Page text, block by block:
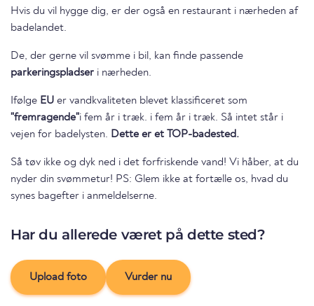
Hvis du vil hygge dig, er der også en restaurant i nærheden af
badelandet.
De, der gerne vil svømme i bil, kan finde passende
parkeringspladser i nærheden.
Ifølge EU er vandkvaliteten blevet klassificeret som
"fremragende"i fem år i træk. i fem år i træk. Så intet står i
vejen for badelysten. Dette er et TOP-badested.
Så tøv ikke og dyk ned i det forfriskende vand! Vi håber, at du
nyder din svømmetur! PS: Glem ikke at fortælle os, hvad du
synes bagefter i anmeldelserne.
Har du allerede været på dette sted?
Upload foto Vurder nu